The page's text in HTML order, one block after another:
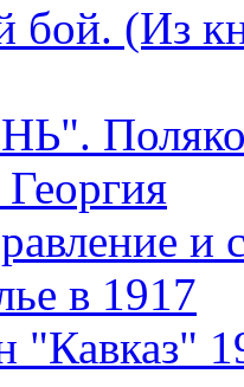
бой. (Из
и
в 1917
"Кавказ"